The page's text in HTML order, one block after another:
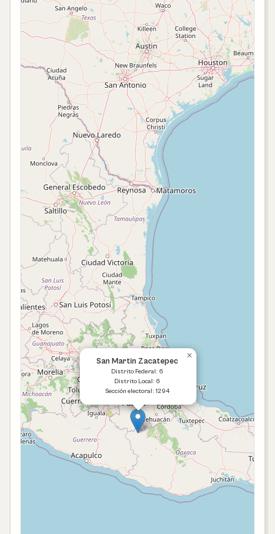
San Martin Zacatepec
Distrito Federal: 6
Distrito Local: 6
Sección electoral: 1294
×